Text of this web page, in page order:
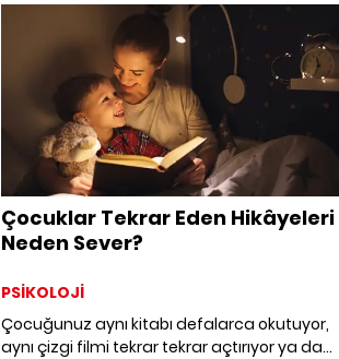
kadar kolaysa evde o kadar zor diye
tanımlarlar bazen çocuklarını. Arabanın
bagajında tüm gün çalkalanan asitli içecek
gibi eve gelip kapağı açarsınız ve fooşşşş,
üstünüz başınız her yeriniz batar. Peki neden
böyle olur?
Çocuklar Tekrar Eden Hikâyeleri
Neden Sever?
PSİKOLOJİ
Çocuğunuz aynı kitabı defalarca okutuyor,
aynı çizgi filmi tekrar tekrar açtırıyor ya da